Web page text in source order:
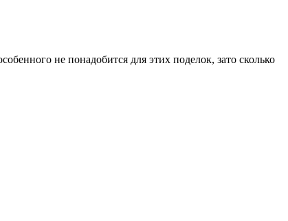
не понадобится для этих поделок, зато сколько